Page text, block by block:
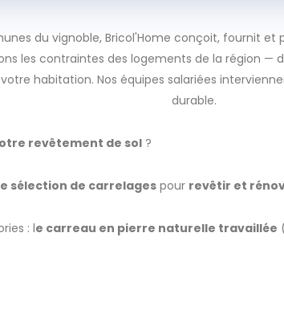
du vignoble, Bricol'Home conçoit, fournit et
les contraintes des logements de la région
habitation. Nos équipes salariées
durable.
revêtement de sol ?
sélection de carrelages pour revêtir et
: le carreau en pierre naturelle travaillée